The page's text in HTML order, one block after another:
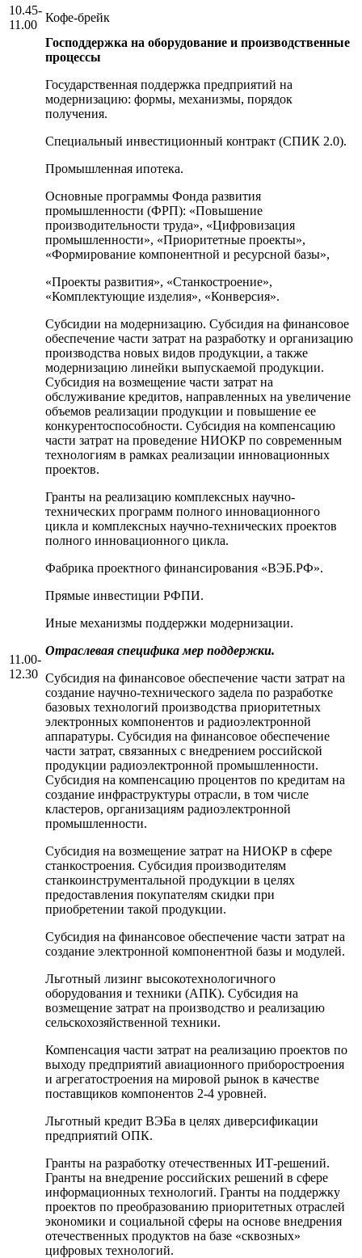
10.45-
11.00
Кофе-брейк
11.00-
12.30
Господдержка на оборудование и производственные
процессы
Государственная поддержка предприятий на
модернизацию: формы, механизмы, порядок
получения.
Специальный инвестиционный контракт (СПИК 2.0).
Промышленная ипотека.
Основные программы Фонда развития
промышленности (ФРП): «Повышение
производительности труда», «Цифровизация
промышленности», «Приоритетные проекты»,
«Формирование компонентной и ресурсной базы»,
«Проекты развития», «Станкостроение»,
«Комплектующие изделия», «Конверсия».
Субсидии на модернизацию. Субсидия на финансовое
обеспечение части затрат на разработку и организацию
производства новых видов продукции, а также
модернизацию линейки выпускаемой продукции.
Субсидия на возмещение части затрат на
обслуживание кредитов, направленных на увеличение
объемов реализации продукции и повышение ее
конкурентоспособности. Субсидия на компенсацию
части затрат на проведение НИОКР по современным
технологиям в рамках реализации инновационных
проектов.
Гранты на реализацию комплексных научно-
технических программ полного инновационного
цикла и комплексных научно-технических проектов
полного инновационного цикла.
Фабрика проектного финансирования «ВЭБ.РФ».
Прямые инвестиции РФПИ.
Иные механизмы поддержки модернизации.
Отраслевая специфика мер поддержки.
Субсидия на финансовое обеспечение части затрат на
создание научно-технического задела по разработке
базовых технологий производства приоритетных
электронных компонентов и радиоэлектронной
аппаратуры. Субсидия на финансовое обеспечение
части затрат, связанных с внедрением российской
продукции радиоэлектронной промышленности.
Субсидия на компенсацию процентов по кредитам на
создание инфраструктуры отрасли, в том числе
кластеров, организациям радиоэлектронной
промышленности.
Субсидия на возмещение затрат на НИОКР в сфере
станкостроения. Субсидия производителям
станкоинструментальной продукции в целях
предоставления покупателям скидки при
приобретении такой продукции.
Субсидия на финансовое обеспечение части затрат на
создание электронной компонентной базы и модулей.
Льготный лизинг высокотехнологичного
оборудования и техники (АПК). Субсидия на
возмещение затрат на производство и реализацию
сельскохозяйственной техники.
Компенсация части затрат на реализацию проектов по
выходу предприятий авиационного приборостроения
и агрегатостроения на мировой рынок в качестве
поставщиков компонентов 2-4 уровней.
Льготный кредит ВЭБа в целях диверсификации
предприятий ОПК.
Гранты на разработку отечественных ИТ-решений.
Гранты на внедрение российских решений в сфере
информационных технологий. Гранты на поддержку
проектов по преобразованию приоритетных отраслей
экономики и социальной сферы на основе внедрения
отечественных продуктов на базе «сквозных»
цифровых технологий.